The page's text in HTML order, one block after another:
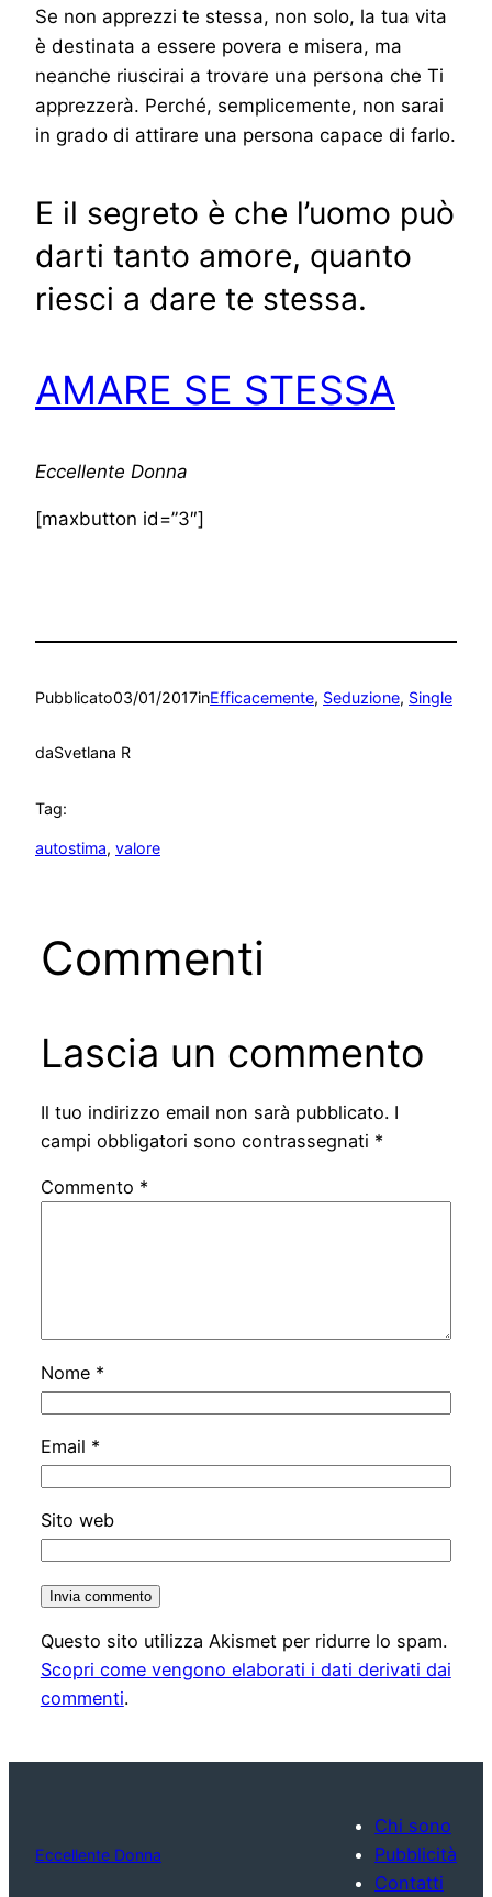
Se non apprezzi te stessa, non solo, la tua vita
è destinata a essere povera e misera, ma
neanche riuscirai a trovare una persona che Ti
apprezzerà. Perché, semplicemente, non sarai
in grado di attirare una persona capace di farlo.
E il segreto è che l’uomo può
darti tanto amore, quanto
riesci a dare te stessa.
AMARE SE STESSA
Eccellente Donna
[maxbutton id=”3″]
Pubblicato03/01/2017inEfficacemente, Seduzione, Single
daSvetlana R
Tag:
autostima, valore
Commenti
Lascia un commento
Il tuo indirizzo email non sarà pubblicato. I
campi obbligatori sono contrassegnati *
Commento *
Nome *
Email *
Sito web
Questo sito utilizza Akismet per ridurre lo spam.
Scopri come vengono elaborati i dati derivati dai
commenti.
Eccellente Donna
Chi sono
Pubblicità
Contatti